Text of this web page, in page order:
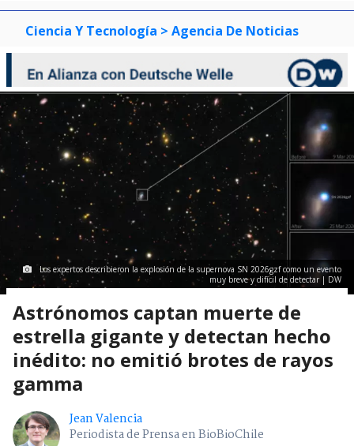
Ciencia Y Tecnología > Agencia De Noticias
Los expertos describieron la explosión de la supernova SN 2026gzf como un evento
muy breve y difícil de detectar | DW
Astrónomos captan muerte de
estrella gigante y detectan hecho
inédito: no emitió brotes de rayos
gamma
Jean Valencia
Periodista de Prensa en BioBioChile